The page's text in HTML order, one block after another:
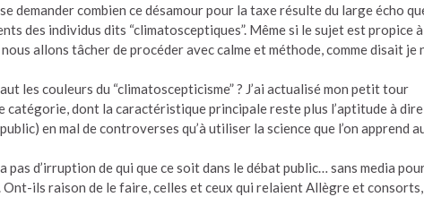
demander combien ce désamour pour la taxe résulte du large écho
des individus dits “climatosceptiques”. Même si le sujet est propice à
allons tâcher de procéder avec calme et méthode, comme disait je
les couleurs du “climatoscepticisme” ? J’ai actualisé mon petit tour
catégorie, dont la caractéristique principale reste plus l’aptitude à dire
en mal de controverses qu’à utiliser la science que l’on apprend
pas d’irruption de qui que ce soit dans le débat public… sans media
ils raison de le faire, celles et ceux qui relaient Allègre et consorts,